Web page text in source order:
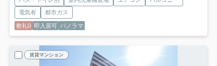
電気有
都市ガス
敷礼0 即入居可 パノラマ
賃貸マンション